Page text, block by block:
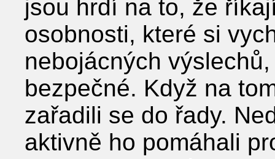
jsou hrdí na to, že
osobnosti, které si
nebojácných
bezpečné. Když na
zařadili se do řady.
aktivně ho pomáhali